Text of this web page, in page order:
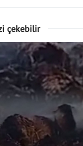
çekebilir